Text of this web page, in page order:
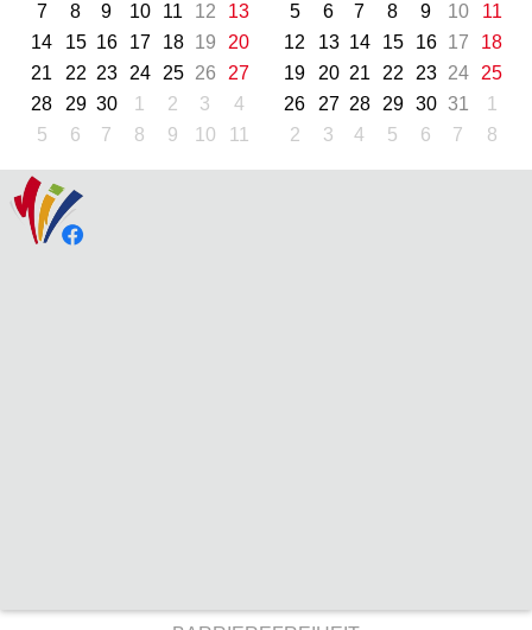
7
8 9 10 11 12
13
14
15 16 17 18 19
20
21
22 23 24 25 26
27
28
29 30 1 2 3
4
5
6 7 8 9 10 11
5
6 7 8 9 10
11
12
13 14 15 16 17
18
19
20 21 22 23 24
25
26
27 28 29 30 31
1
2
3 4 5 6 7 8